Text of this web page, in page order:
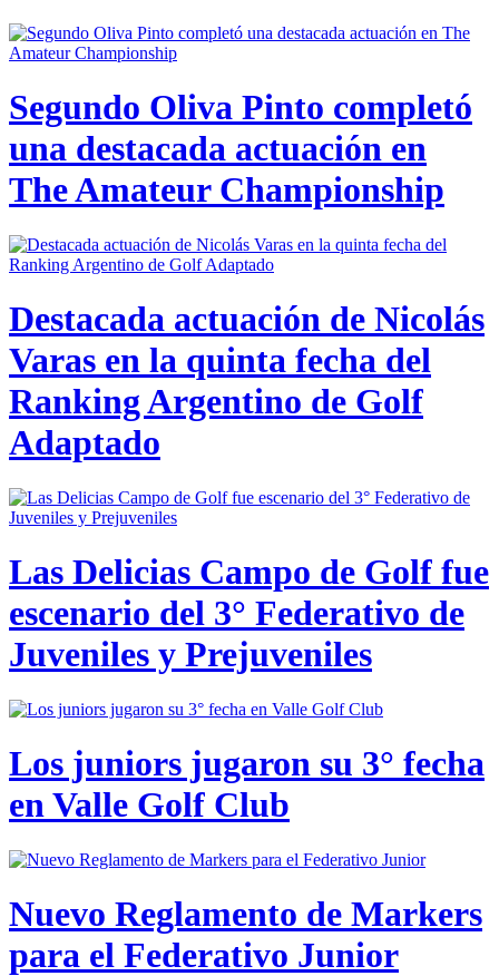
Segundo Oliva Pinto completó
una destacada actuación en
The Amateur Championship
Destacada actuación de Nicolás
Varas en la quinta fecha del
Ranking Argentino de Golf
Adaptado
Las Delicias Campo de Golf fue
escenario del 3° Federativo de
Juveniles y Prejuveniles
Los juniors jugaron su 3° fecha
en Valle Golf Club
Nuevo Reglamento de Markers
para el Federativo Junior